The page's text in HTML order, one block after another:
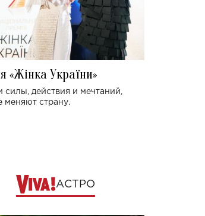
«Жінка України»
силы, действия и мечтаний,
меняют страну.
АСТРО